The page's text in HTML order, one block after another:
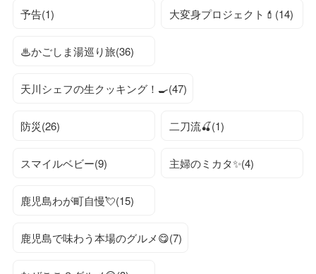
予告(1) 大変身プロジェクト💄(14)
♨かごしま湯巡り旅(36)
天川シェフの生クッキング！🍳(47)
防災(26) 二刀流🍒(1)
スマイルベビー(9) 主婦のミカタ✨(4)
鹿児島わが町自慢💘(15)
鹿児島で味わう本場のグルメ😋(7)